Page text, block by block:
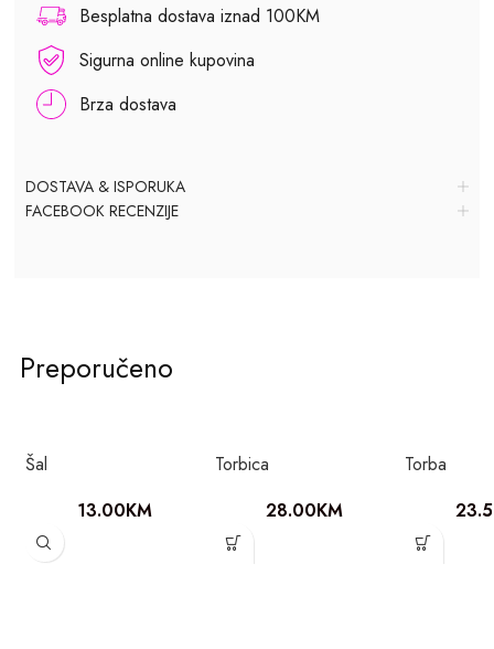
Besplatna dostava iznad 100KM
Sigurna online kupovina
Brza dostava
DOSTAVA & ISPORUKA
FACEBOOK RECENZIJE
Preporučeno
Šal
13.00KM
Torbica
28.00KM
Torba